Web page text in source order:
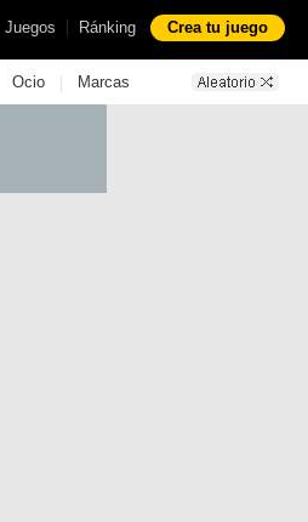
Juegos | Ránking Crea tu juego
Ocio | Marcas